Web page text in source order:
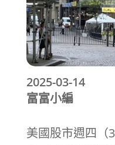
2025-03-14
富富小編
美國股市週四（